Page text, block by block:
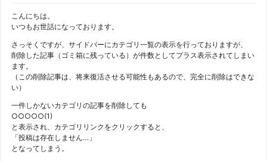
こんにちは。
いつもお世話になっております。
さっそくですが、サイドバーにカテゴリ一覧の表示を行っておりますが、
削除した記事（ゴミ箱に残っている）が件数としてプラス表示されてしまい
ます。
（この削除記事は、将来復活させる可能性もあるので、完全に削除はできな
い）
一件しかないカテゴリの記事を削除しても
○○○○○(1)
と表示され、カテゴリリンクをクリックすると、
「投稿は存在しません…」
となってしまう。